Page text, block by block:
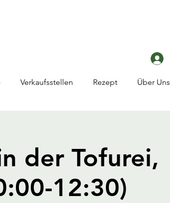
Verkaufsstellen Rezept Über Uns
der Tofurei,
12:30)